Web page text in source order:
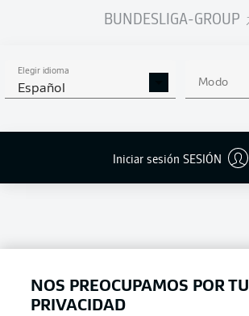
BUNDESLIGA-GROUP
Elegir idioma
Español Modo
Iniciar sesión SESIÓN
NOS PREOCUPAMOS POR TU
PRIVACIDAD